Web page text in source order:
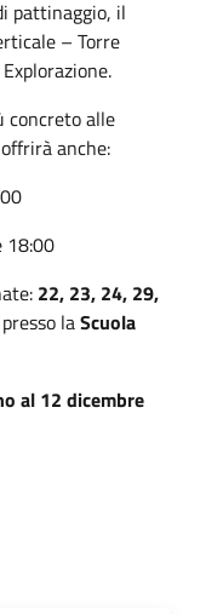
pattinaggio, il
– Torre
concreto alle
anche:
18:00
22, 23, 24, 29,
laScuola
al 12 dicembre